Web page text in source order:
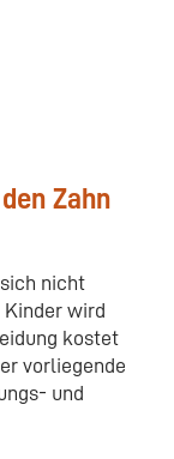
Zahn
nicht
Kinder wird
kostet
vorliegende
und